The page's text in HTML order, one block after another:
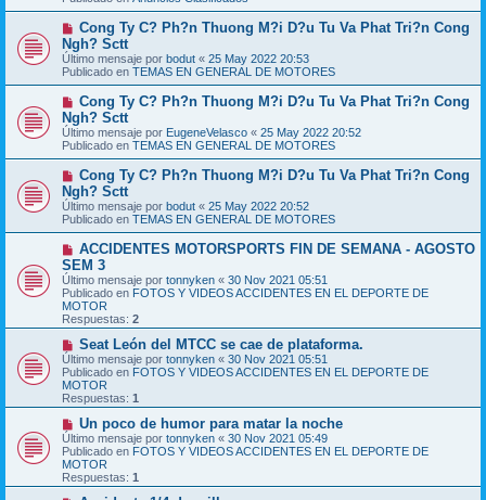
e
o
m
e
n
s
a
e
N
e
v
o
m
e
n
s
a
e
Cong Ty C? Ph?n Thuong M?i D?u Tu Va Phat Tri?n Cong
Ngh? Sctt
Último mensaje por bodut « 25 May 2022 20:53
Publicado en TEMAS EN GENERAL DE MOTORES
N
e
v
o
m
e
n
s
a
Cong Ty C? Ph?n Thuong M?i D?u Tu Va Phat Tri?n Cong
Ngh? Sctt
Último mensaje por EugeneVelasco « 25 May 2022 20:52
Publicado en TEMAS EN GENERAL DE MOTORES
N
e
v
o
m
e
n
s
a
j
e
Cong Ty C? Ph?n Thuong M?i D?u Tu Va Phat Tri?n Cong
Ngh? Sctt
Último mensaje por bodut « 25 May 2022 20:52
Publicado en TEMAS EN GENERAL DE MOTORES
N
u
e
v
o
m
e
n
s
a
j
e
ACCIDENTES MOTORSPORTS FIN DE SEMANA - AGOSTO
SEM 3
Último mensaje por tonnyken « 30 Nov 2021 05:51
Publicado en FOTOS Y VIDEOS ACCIDENTES EN EL DEPORTE DE
MOTOR
Respuestas: 2
N
u
e
v
o
m
e
n
s
a
j
e
Seat León del MTCC se cae de plataforma.
Último mensaje por tonnyken « 30 Nov 2021 05:51
Publicado en FOTOS Y VIDEOS ACCIDENTES EN EL DEPORTE DE
MOTOR
Respuestas: 1
N
u
e
v
o
m
Un poco de humor para matar la noche
Último mensaje por tonnyken « 30 Nov 2021 05:49
Publicado en FOTOS Y VIDEOS ACCIDENTES EN EL DEPORTE DE
MOTOR
Respuestas: 1